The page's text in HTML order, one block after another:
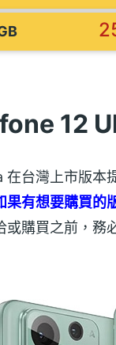
12
台灣上市版本
果有想要購買的
或購買之前，